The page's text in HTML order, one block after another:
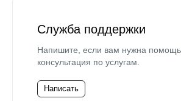
Служба поддержки
Напишите, если вам нужна
консультация по услугам.
Написать